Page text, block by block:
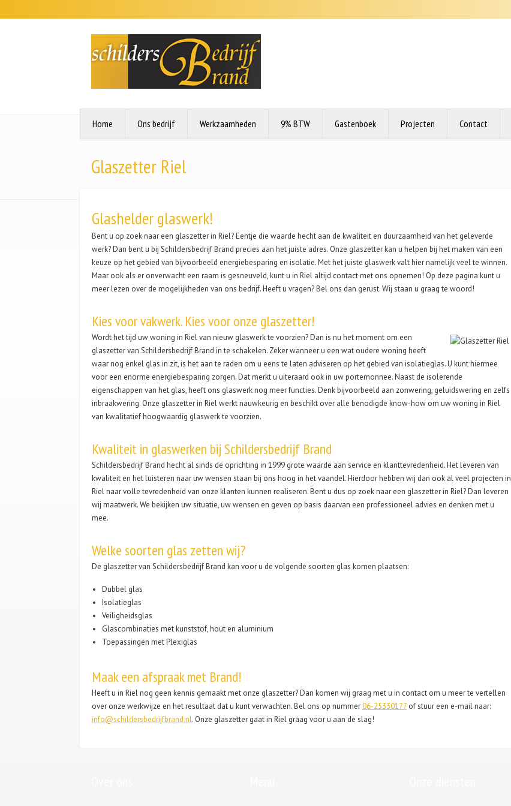
Home Ons bedrijf Werkzaamheden 9% BTW Gastenboek Projecten Contact
Glaszetter Riel
Glashelder glaswerk!
Bent u op zoek naar een glaszetter in Riel? Eentje die waarde hecht aan de kwaliteit en duurzaamheid van het geleverde
werk? Dan bent u bij Schildersbedrijf Brand precies aan het juiste adres. Onze glaszetter kan u helpen bij het maken van een
keuze op het gebied van bijvoorbeeld energiebesparing en isolatie. Met het juiste glaswerk valt hier namelijk veel te winnen.
Maar ook als er onverwacht een raam is gesneuveld, kunt u in Riel altijd contact met ons opnemen! Op deze pagina kunt u
meer lezen over de mogelijkheden van ons bedrijf. Heeft u vragen? Bel ons dan gerust. Wij staan u graag te woord!
Kies voor vakwerk. Kies voor onze glaszetter!
Wordt het tijd uw woning in Riel van nieuw glaswerk te voorzien? Dan is nu het moment om een
glaszetter van Schildersbedrijf Brand in te schakelen. Zeker wanneer u een wat oudere woning heeft
waar nog enkel glas in zit, is het aan te raden om u eens te laten adviseren op het gebied van isolatieglas. U kunt hiermee
voor een enorme energiebesparing zorgen. Dat merkt u uiteraard ook in uw portemonnee. Naast de isolerende
eigenschappen van het glas, heeft ons glaswerk nog meer functies. Denk bijvoorbeeld aan zonwering, geluidswering en zelfs
inbraakwering. Onze glaszetter in Riel werkt nauwkeurig en beschikt over alle benodigde know-how om uw woning in Riel
van kwalitatief hoogwaardig glaswerk te voorzien.
Kwaliteit in glaswerken bij Schildersbedrijf Brand
Schildersbedrijf Brand hecht al sinds de oprichting in 1999 grote waarde aan service en klanttevredenheid. Het leveren van
kwaliteit en het luisteren naar uw wensen staan bij ons hoog in het vaandel. Hierdoor hebben wij dan ook al veel projecten in
Riel naar volle tevredenheid van onze klanten kunnen realiseren. Bent u dus op zoek naar een glaszetter in Riel? Dan leveren
wij maatwerk. We bekijken uw situatie, uw wensen en geven op basis daarvan een professioneel advies en denken met u
mee.
Welke soorten glas zetten wij?
De glaszetter van Schildersbedrijf Brand kan voor u de volgende soorten glas komen plaatsen:
Dubbel glas
Isolatieglas
Veiligheidsglas
Glascombinaties met kunststof, hout en aluminium
Toepassingen met Plexiglas
Maak een afspraak met Brand!
Heeft u in Riel nog geen kennis gemaakt met onze glaszetter? Dan komen wij graag met u in contact om u meer te vertellen
over onze werkwijze en het resultaat dat u kunt verwachten. Bel ons op nummer06-25330177 of stuur een e-mail naar:
info@schildersbedrijfbrand.nl. Onze glaszetter gaat in Riel graag voor u aan de slag!